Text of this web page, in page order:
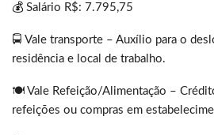
💰 Salário R$: 7.795,75
🚍 Vale transporte – Auxílio para o
residência e local de trabalho.
🍽️ Vale Refeição/Alimentação –
refeições ou compras em